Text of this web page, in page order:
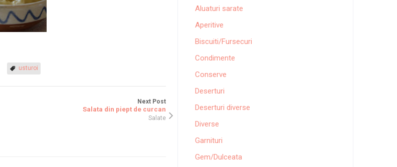
usturoi
Next Post
Salata din piept de curcan
Salate
Aluaturi sarate
Aperitive
Biscuiti/Fursecuri
Condimente
Conserve
Deserturi
Deserturi diverse
Diverse
Garnituri
Gem/Dulceata